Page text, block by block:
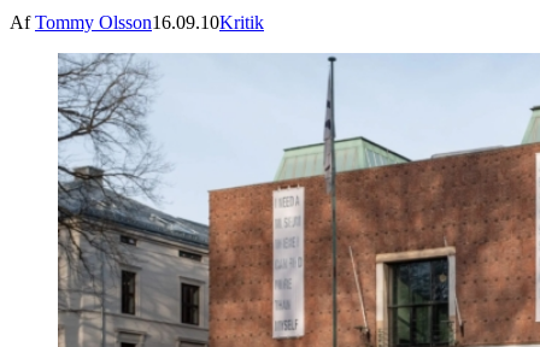
AfTommy Olsson16.09.10Kritik